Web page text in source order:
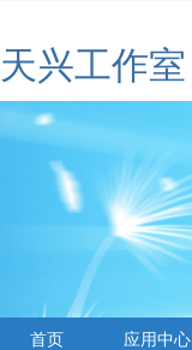
天兴工作室
首页 应用中心